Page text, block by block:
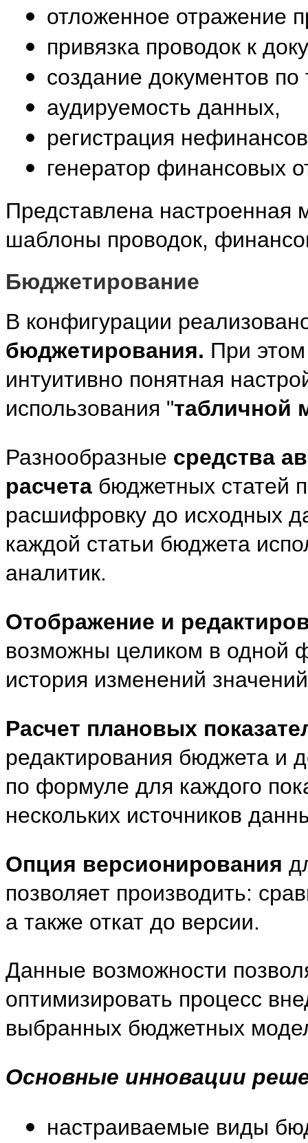
отложенное отражение
привязка проводок к
создание документов
аудируемость данных,
регистрация
генератор финансовых
Представлена настроенная
шаблоны проводок,
Бюджетирование
В конфигурации
бюджетирования. При этом
интуитивно понятная
использования "табличной
Разнообразные средства
расчета бюджетных статей
расшифровку до исходных
каждой статьи бюджета
аналитик.
Отображение и
возможны целиком в одной
история изменений
Расчет плановых
редактирования бюджета и
по формуле для каждого
нескольких источников
Опция версионирования
позволяет производить:
а также откат до версии.
Данные возможности
оптимизировать процесс
выбранных бюджетных
Основные инновации
настраиваемые виды